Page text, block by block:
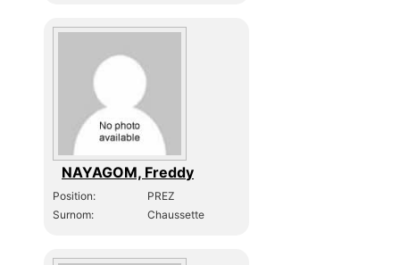
NAYAGOM, Freddy
Position:
PREZ
Surnom:
Chaussette